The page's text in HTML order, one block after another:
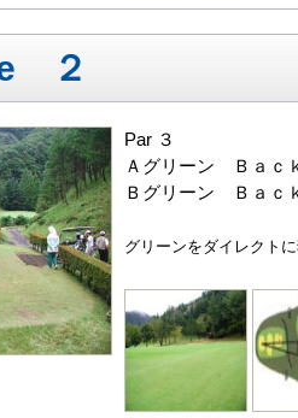
２
Par ３
Ａグリーン Ｂａｃ
Ｂグリーン Ｂａｃ
グリーンをダイレクト